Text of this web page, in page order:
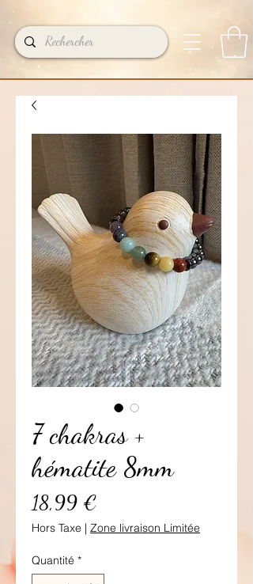
7 chakras +
hématite 8mm
18,99 €
Hors Taxe | Zone livraison Limitée
Quantité *